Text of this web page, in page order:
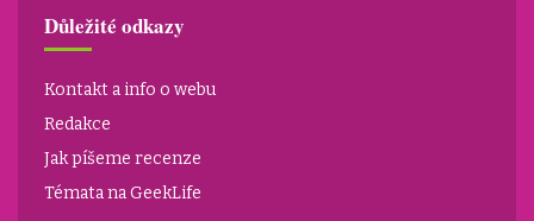
Důležité odkazy
Kontakt a info o webu
Redakce
Jak píšeme recenze
Témata na GeekLife